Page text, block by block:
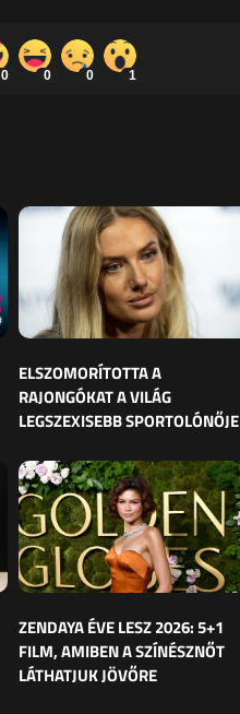
0 0 0 1
ELSZOMORÍTOTTA A
RAJONGÓKAT A VILÁG
LEGSZEXISEBB SPORTOLÓNŐJE
ZENDAYA ÉVE LESZ 2026: 5+1
FILM, AMIBEN A SZÍNÉSZNŐT
LÁTHATJUK JÖVŐRE